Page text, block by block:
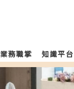
業務職掌 知識平台